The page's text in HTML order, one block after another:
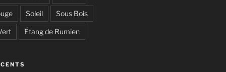
Soleil Sous Bois
Étang de Rumien